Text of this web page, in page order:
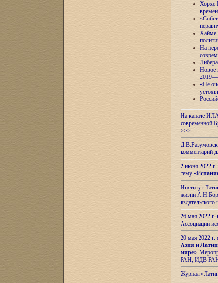
Хорхе
Хайме
На
Новое
«Не
На канале ИЛА
современной
>>>
комментарий
2 июня 2022 г.
тему «
Институт
жизни
26 мая 2022
Ассоциации
20 мая 2022
Азия и
мире».
РАН, ИДВ
Журнал